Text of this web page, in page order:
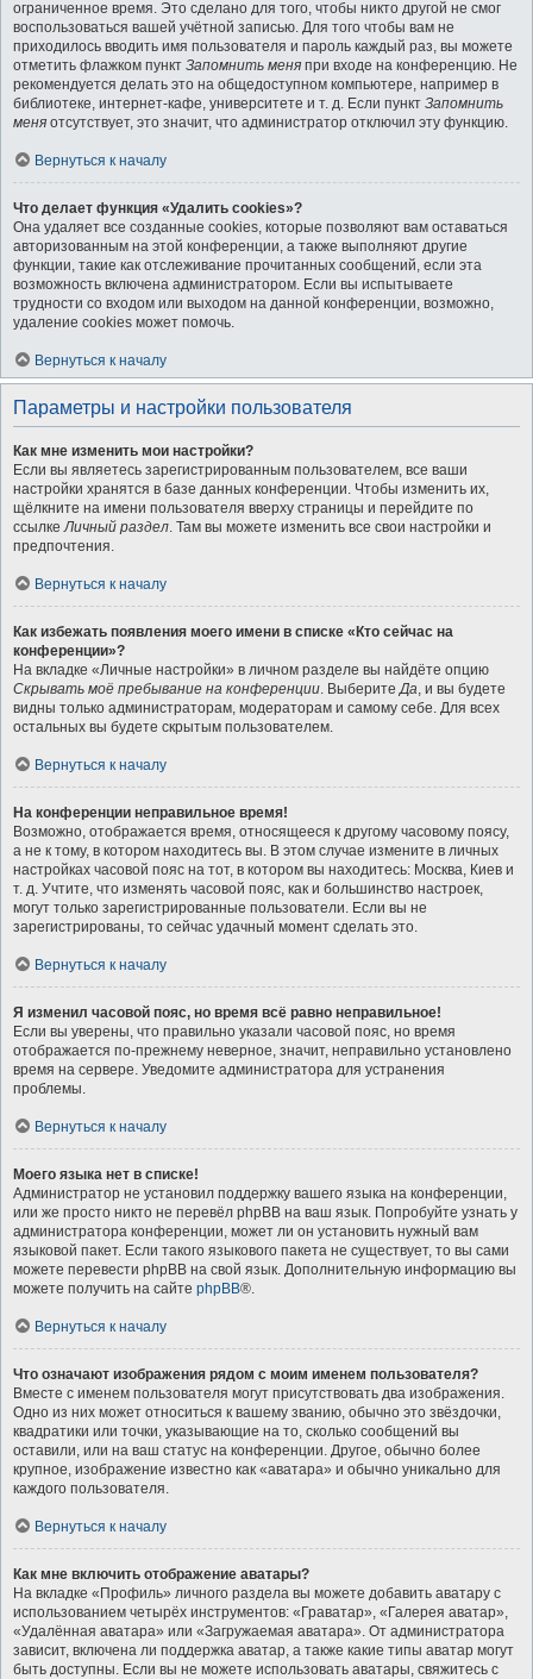
ограниченное время. Это сделано для того, чтобы никто другой не смог
воспользоваться вашей учётной записью. Для того чтобы вам не
приходилось вводить имя пользователя и пароль каждый раз, вы можете
отметить флажком пункт Запомнить меня при входе на конференцию. Не
рекомендуется делать это на общедоступном компьютере, например в
библиотеке, интернет-кафе, университете и т. д. Если пункт Запомнить
меня отсутствует, это значит, что администратор отключил эту функцию.
Вернуться к началу
Что делает функция «Удалить cookies»?
Она удаляет все созданные cookies, которые позволяют вам оставаться
авторизованным на этой конференции, а также выполняют другие
функции, такие как отслеживание прочитанных сообщений, если эта
возможность включена администратором. Если вы испытываете
трудности со входом или выходом на данной конференции, возможно,
удаление cookies может помочь.
Вернуться к началу
Параметры и настройки пользователя
Как мне изменить мои настройки?
Если вы являетесь зарегистрированным пользователем, все ваши
настройки хранятся в базе данных конференции. Чтобы изменить их,
щёлкните на имени пользователя вверху страницы и перейдите по
ссылкеЛичный раздел. Там вы можете изменить все свои настройки и
предпочтения.
Вернуться к началу
Как избежать появления моего имени в списке «Кто сейчас на
конференции»?
На вкладке «Личные настройки» в личном разделе вы найдёте опцию
Скрывать моё пребывание на конференции. ВыберитеДа, и вы будете
видны только администраторам, модераторам и самому себе. Для всех
остальных вы будете скрытым пользователем.
Вернуться к началу
На конференции неправильное время!
Возможно, отображается время, относящееся к другому часовому поясу,
а не к тому, в котором находитесь вы. В этом случае измените в личных
настройках часовой пояс на тот, в котором вы находитесь: Москва, Киев и
т. д. Учтите, что изменять часовой пояс, как и большинство настроек,
могут только зарегистрированные пользователи. Если вы не
зарегистрированы, то сейчас удачный момент сделать это.
Вернуться к началу
Я изменил часовой пояс, но время всё равно неправильное!
Если вы уверены, что правильно указали часовой пояс, но время
отображается по-прежнему неверное, значит, неправильно установлено
время на сервере. Уведомите администратора для устранения
проблемы.
Вернуться к началу
Моего языка нет в списке!
Администратор не установил поддержку вашего языка на конференции,
или же просто никто не перевёл phpBB на ваш язык. Попробуйте узнать у
администратора конференции, может ли он установить нужный вам
языковой пакет. Если такого языкового пакета не существует, то вы сами
можете перевести phpBB на свой язык. Дополнительную информацию вы
можете получить на сайте phpBB®.
Вернуться к началу
Что означают изображения рядом с моим именем пользователя?
Вместе с именем пользователя могут присутствовать два изображения.
Одно из них может относиться к вашему званию, обычно это звёздочки,
квадратики или точки, указывающие на то, сколько сообщений вы
оставили, или на ваш статус на конференции. Другое, обычно более
крупное, изображение известно как «аватара» и обычно уникально для
каждого пользователя.
Вернуться к началу
Как мне включить отображение аватары?
На вкладке «Профиль» личного раздела вы можете добавить аватару с
использованием четырёх инструментов: «Граватар», «Галерея аватар»,
«Удалённая аватара» или «Загружаемая аватара». От администратора
зависит, включена ли поддержка аватар, а также какие типы аватар могут
быть доступны. Если вы не можете использовать аватары, свяжитесь с